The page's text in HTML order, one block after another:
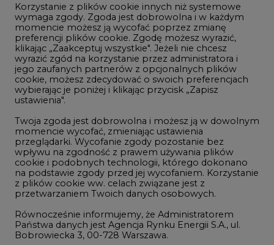
Innowacje i AI
Telekomunikacja i IT
Handel emisjami CO2
Wodór
Górnictwo
Atom
Fotowoltaika
Offshore wind
Zielone samorządy
Korzystanie z plików cookie innych niż systemowe
wymaga zgody. Zgoda jest dobrowolna i w każdym
momencie możesz ją wycofać poprzez zmianę
preferencji plików cookie. Zgodę możesz wyrazić,
klikając „Zaakceptuj wszystkie". Jeżeli nie chcesz
wyrazić zgód na korzystanie przez administratora i
jego zaufanych partnerów z opcjonalnych plików
cookie, możesz zdecydować o swoich preferencjach
wybierając je poniżej i klikając przycisk „Zapisz
ustawienia".
Twoja zgoda jest dobrowolna i możesz ją w dowolnym
momencie wycofać, zmieniając ustawienia
przeglądarki. Wycofanie zgody pozostanie bez
wpływu na zgodność z prawem używania plików
cookie i podobnych technologii, którego dokonano
na podstawie zgody przed jej wycofaniem. Korzystanie
z plików cookie ww. celach związane jest z
przetwarzaniem Twoich danych osobowych.
Równocześnie informujemy, że Administratorem
Państwa danych jest Agencja Rynku Energii S.A., ul.
Bobrowiecka 3, 00-728 Warszawa.